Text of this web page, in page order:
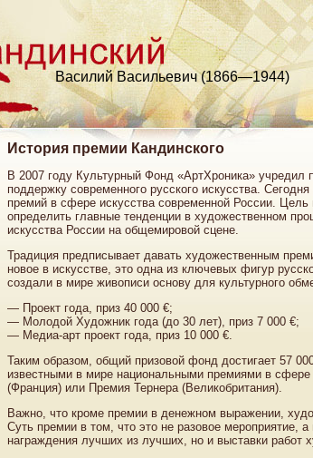
Василий Васильевич (1866—1944)
История премии Кандинского
В 2007 году Культурный Фонд «АртХроника» учредил
поддержку современного русского искусства.
премий в сфере искусства современной России.
определить главные тенденции в художественном
искусства России на общемировой сцене.
Традиция предписывает давать художественным
новое в искусстве, это одна из ключевых фигур
создали в мире живописи основу для культурного
— Проект года, приз 40 000 €;
— Молодой Художник года (до 30 лет), приз 7 000 €;
— Медиа-арт проект года, приз 10 000 €.
Таким образом, общий призовой фонд достигает 57
известными в мире национальными премиями в
(Франция) или Премия Тернера (Великобритания).
Важно, что кроме премии в денежном выражении,
Суть премии в том, что это не разовое мероприятие,
награждения лучших из лучших, но и выставки работ